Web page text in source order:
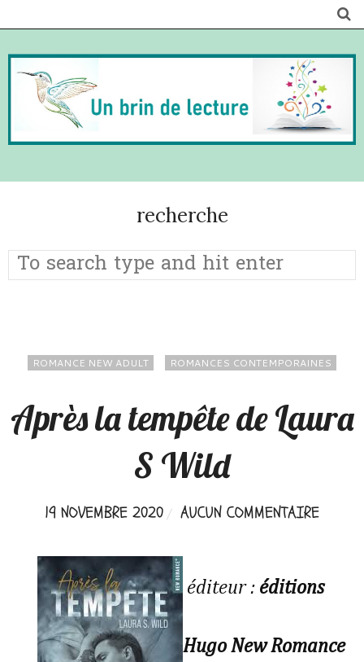
recherche
ROMANCE NEW ADULT ROMANCES CONTEMPORAINES
Après la tempête de Laura
S Wild
19 NOVEMBRE 2020 AUCUN COMMENTAIRE
éditeur : éditions
Hugo New Romance